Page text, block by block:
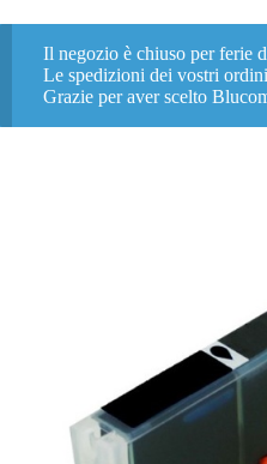
Il negozio è chiuso per ferie
Le spedizioni dei vostri
Grazie per aver scelto